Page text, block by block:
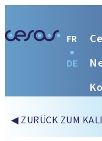
FR
DE
◀ ZURÜCK ZUM